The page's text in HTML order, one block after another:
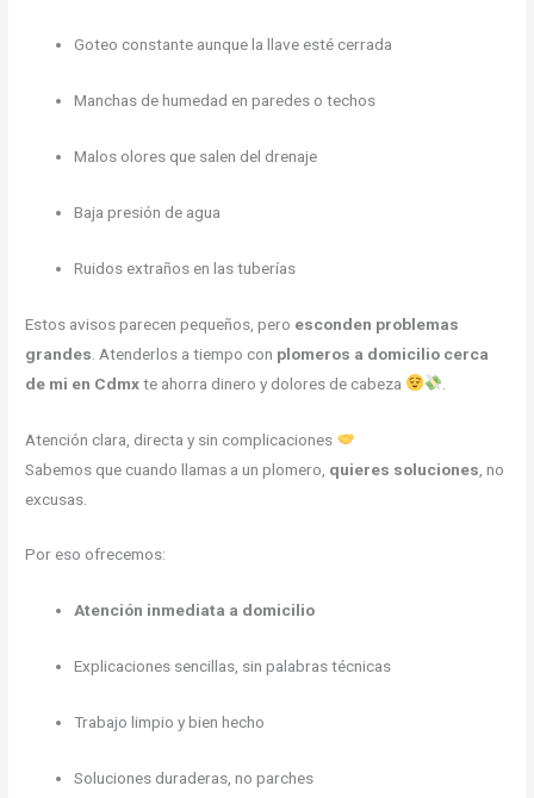
Goteo constante aunque la llave esté cerrada
Manchas de humedad en paredes o techos
Malos olores que salen del drenaje
Baja presión de agua
Ruidos extraños en las tuberías
Estos avisos parecen pequeños, pero esconden problemas
grandes . Atenderlos a tiempo con plomeros a domicilio cerca
de mi en Cdmxte ahorra dinero y dolores de cabeza
Atención clara, directa y sin complicaciones
Sabemos que cuando llamas a un plomero, quieres soluciones , no
excusas.
Por eso ofrecemos:
Atención inmediata a domicilio
Explicaciones sencillas, sin palabras técnicas
Trabajo limpio y bien hecho
Soluciones duraderas, no parches